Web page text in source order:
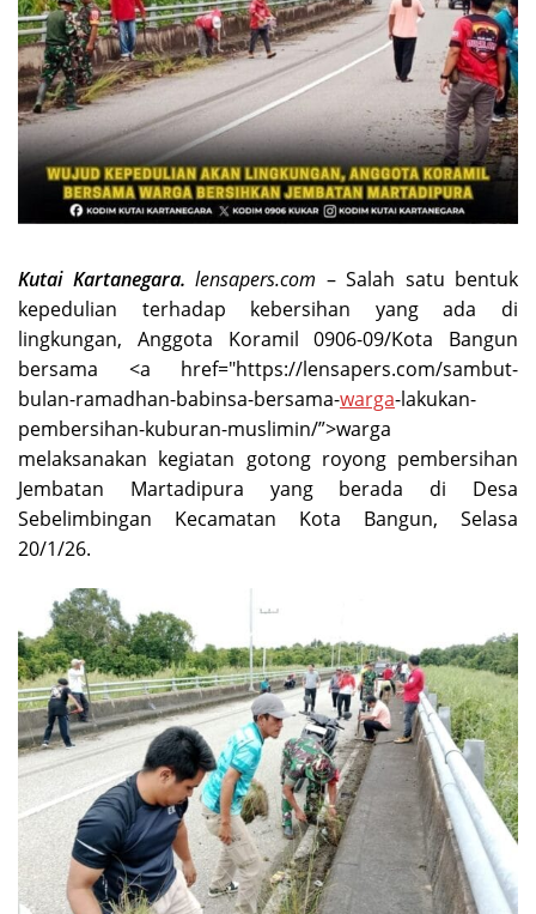
Kutai Kartanegara. lensapers.com – Salah satu bentuk
kepedulian terhadap kebersihan yang ada di
lingkungan, Anggota Koramil 0906-09/Kota Bangun
bersama <a href="https://lensapers.com/sambut-
bulan-ramadhan-babinsa-bersama-warga-lakukan-
pembersihan-kuburan-muslimin/”>warga
melaksanakan kegiatan gotong royong pembersihan
Jembatan Martadipura yang berada di Desa
Sebelimbingan Kecamatan Kota Bangun, Selasa
20/1/26.